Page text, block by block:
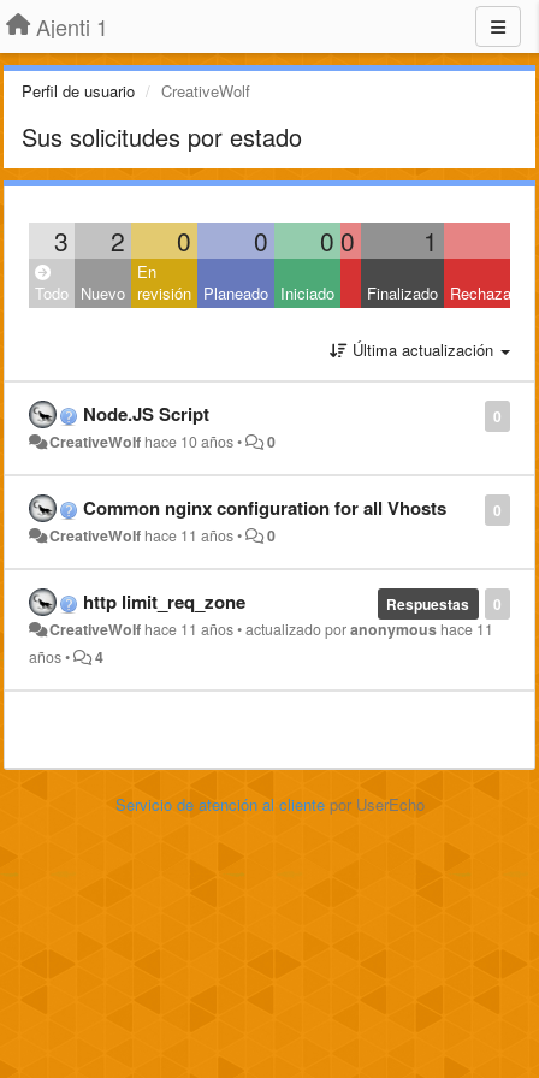
Ajenti 1
Perfil de usuario CreativeWolf
Sus solicitudes por estado
3 2 0 0 0 0 1
Todo Nuevo
En
revisión Planeado Iniciado Finalizado Rechazado
Última actualización
0
Node.JS Script
CreativeWolf hace 10 años• 0
0
Common nginx configuration for all Vhosts
CreativeWolf hace 11 años• 0
0
Respuestas
http limit_req_zone
CreativeWolf hace 11 años•actualizado poranonymous hace 11
años• 4
Servicio de atención al cliente por UserEcho